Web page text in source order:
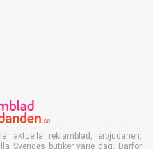
aktuella reklamblad, erbjudanen,
Sveriges butiker varje dag. Därför